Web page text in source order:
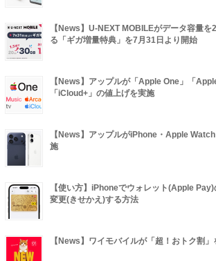
【News】U-NEXT MOBILEがデータ容量
る「ギガ増量特典」を7月31日より開始
【News】アップルが「Apple One」「
「iCloud+」の値上げを実施
【News】アップルがiPhone・Apple
施
【使い方】iPhoneでウォレット(Apple
変更(きせかえ)する方法
【News】ワイモバイルが「超！おトク割